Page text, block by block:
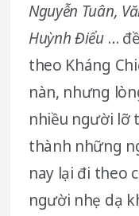
Nguyễn Tuân,
Huỳnh Điểu…
theo Kháng
nàn, nhưng
nhiều người lỡ
thành những
nay lại đi theo
người nhẹ dạ